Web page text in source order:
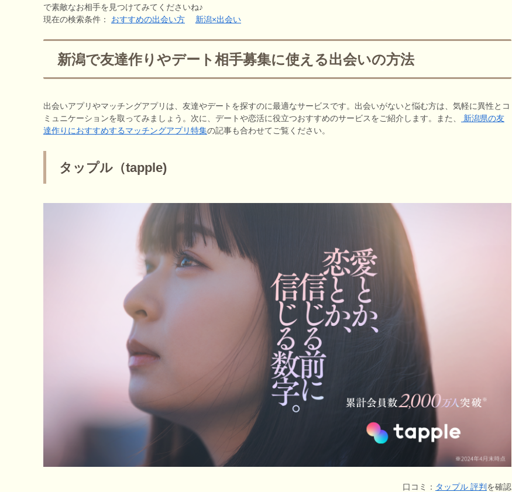
で素敵なお相手を見つけてみてくださいね♪
現在の検索条件： おすすめの出会い方 新潟×出会い
新潟で友達作りやデート相手募集に使える出会いの方法
出会いアプリやマッチングアプリは、友達やデートを探すのに最適なサービスです。出会いがないと悩む方は、気軽に異性とコ
ミュニケーションを取ってみましょう。次に、デートや恋活に役立つおすすめのサービスをご紹介します。また、
新潟県の友
達作りにおすすめするマッチングアプリ特集の記事も合わせてご覧ください。
タップル（tapple)
口コミ： タップル 評判 を確認